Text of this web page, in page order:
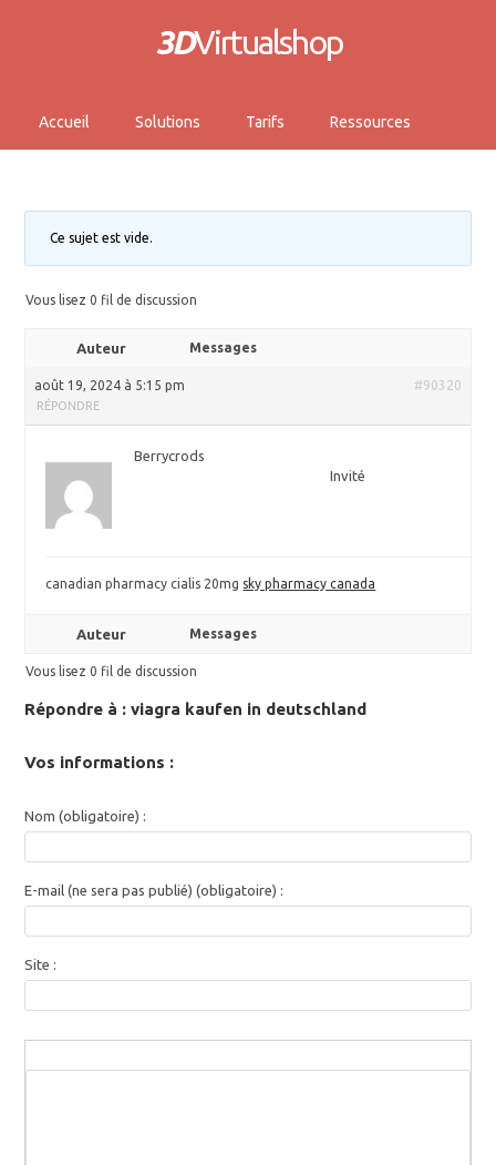
3DVirtualshop
Accueil Solutions Tarifs Ressources
Ce sujet est vide.
Vous lisez 0 fil de discussion
Auteur Messages
août 19, 2024 à 5:15 pm #90320
RÉPONDRE
Berrycrods
Invité
canadian pharmacy cialis 20mg sky pharmacy canada
Auteur Messages
Vous lisez 0 fil de discussion
Répondre à : viagra kaufen in deutschland
Vos informations :
Nom (obligatoire) :
E-mail (ne sera pas publié) (obligatoire) :
Site :